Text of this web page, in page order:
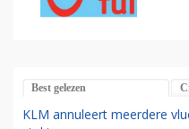
Best gelezen
KLM annuleert meerdere